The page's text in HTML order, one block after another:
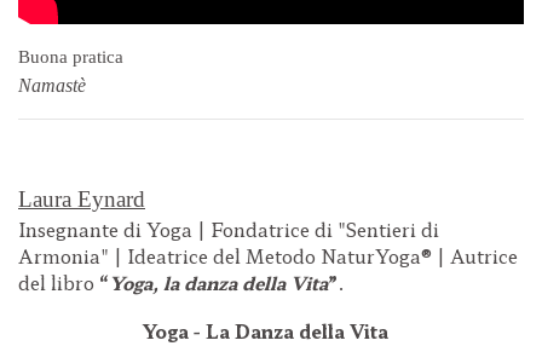
Buona pratica
Namastè
Laura Eynard
Insegnante di Yoga | Fondatrice di "Sentieri di
Armonia" | Ideatrice del Metodo NaturYoga® | Autrice
del libro “Yoga, la danza della Vita”.
Yoga - La Danza della Vita